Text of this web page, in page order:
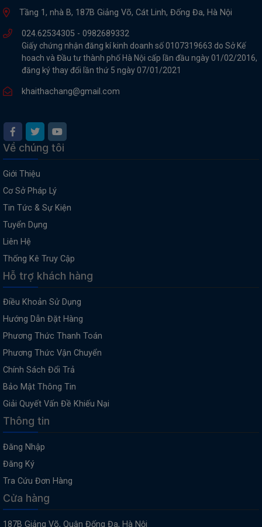
Tầng 1, nhà B, 187B Giảng Võ, Cát Linh, Đống Đa, Hà Nội
024.62534305 - 0982689332
Giấy chứng nhận đăng kí kinh doanh số 0107319663 do Sở Kế
hoach và Đầu tư thành phố Hà Nội cấp lần đầu ngày 01/02/2016,
đăng ký thay đổi lần thứ 5 ngày 07/01/2021
khaithachang@gmail.com
Về chúng tôi
Giới Thiệu
Cơ Sở Pháp Lý
Tin Tức & Sự Kiện
Tuyển Dụng
Liên Hệ
Thống Kê Truy Cập
Hỗ trợ khách hàng
Điều Khoản Sử Dụng
Hướng Dẫn Đặt Hàng
Phương Thức Thanh Toán
Phương Thức Vận Chuyển
Chính Sách Đổi Trả
Bảo Mật Thông Tin
Giải Quyết Vấn Đề Khiếu Nại
Thông tin
Đăng Nhập
Đăng Ký
Tra Cứu Đơn Hàng
Cửa hàng
187B Giảng Võ, Quận Đống Đa, Hà Nội